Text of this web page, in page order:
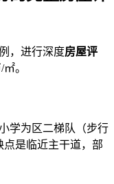
，进行深度房屋评
。
学为区二梯队（步行
点是临近主干道，部